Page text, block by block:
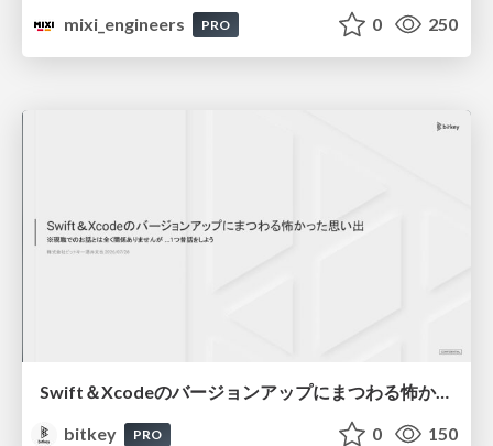
mixi_engineers PRO 0 250
Swift＆Xcodeのバージョンアップにまつわる怖かった思い出 / Scary Memories of Swift and Xcode Updates
bitkey
PRO 0 150